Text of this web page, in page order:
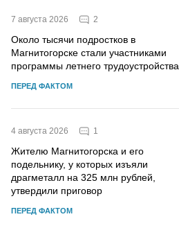
7 августа 2026 2
Около тысячи подростков в
Магнитогорске стали участниками
программы летнего трудоустройства
ПЕРЕД ФАКТОМ
4 августа 2026 1
Жителю Магнитогорска и его
подельнику, у которых изъяли
драгметалл на 325 млн рублей,
утвердили приговор
ПЕРЕД ФАКТОМ